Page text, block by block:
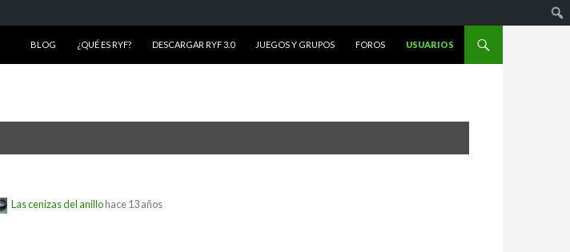
BLOG
¿QUÉ ES RYF? DESCARGAR RYF 3.0 JUEGOS Y GRUPOS FOROS USUARIOS
Las cenizas del anillohace 13 años